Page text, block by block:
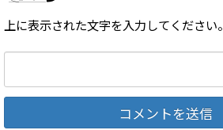
上に表示された文字を入力してください。